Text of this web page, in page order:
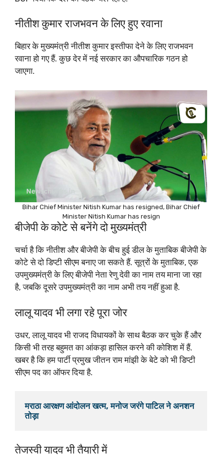
नीतीश कुमार राजभवन के लिए हुए रवाना
बिहार के मुख्यमंत्री नीतीश कुमार इस्तीफा देने के लिए राजभवन
रवाना हो गए हैं. कुछ देर में नई सरकार का औपचारिक गठन हो
जाएगा.
Bihar Chief Minister Nitish Kumar has resigned, Bihar Chief
Minister Nitish Kumar has resign
बीजेपी के कोटे से बनेंगे दो मुख्यमंत्री
चर्चा है कि नीतीश और बीजेपी के बीच हुई डील के मुताबिक बीजेपी के
कोटे से दो डिप्टी सीएम बनाए जा सकते हैं. सूत्रों के मुताबिक, एक
उपमुख्यमंत्री के लिए बीजेपी नेता रेणु देवी का नाम तय माना जा रहा
है, जबकि दूसरे उपमुख्यमंत्री का नाम अभी तय नहीं हुआ है.
लालू यादव भी लगा रहे पूरा जोर
उधर, लालू यादव भी राजद विधायकों के साथ बैठक कर चुके हैं और
किसी भी तरह बहुमत का आंकड़ा हासिल करने की कोशिश में हैं.
खबर है कि हम पार्टी प्रमुख जीतन राम मांझी के बेटे को भी डिप्टी
सीएम पद का ऑफर दिया है.
मराठा आरक्षण आंदोलन खत्म, मनोज जरंगे पाटिल ने अनशन
तेजस्वी यादव भी तैयारी में